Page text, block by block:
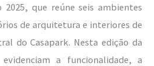
2025, que reúne seis ambientes
de arquitetura e interiores de
do Casapark. Nesta edição da
a funcionalidade, a